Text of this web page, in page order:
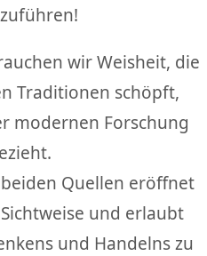
wir Weisheit, die
Traditionen schö￶pft,
modernen Forschung
Quellen er￶öffnet
und erlaubt
und Handelns zu